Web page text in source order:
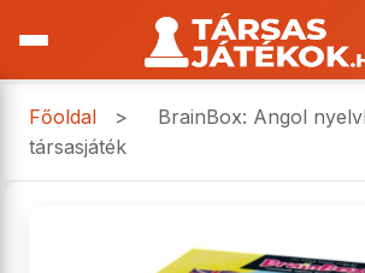
Főoldal >
BrainBox: Angol
társasjáték